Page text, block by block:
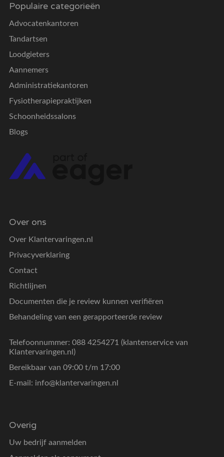
Populaire categorieën
Advocatenkantoren
Tandartsen
Loodgieters
Aannemers
Administratiekantoren
Fysiotherapiepraktijken
Schoonheidssalons
Blogs
Over ons
Over Klantervaringen.nl
Privacyverklaring
Contact
Richtlijnen
Documenten die je review kunnen verifiëren
Behandeling van een gerapporteerde review
Telefoonnummer: 088 4254271 (klantenservice van
Klantervaringen.nl)
Bereikbaar van 09:00 t/m 17:00
E-mail: info@klantervaringen.nl
Overig
Uw bedrijf aanmelden